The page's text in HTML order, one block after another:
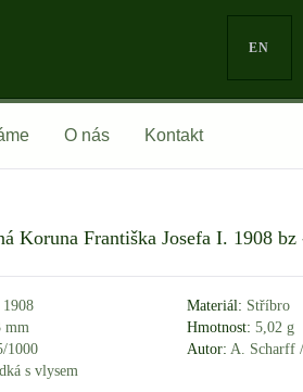
EN
O nás Kontakt
Koruna Františka Josefa I. 1908 bz
1908 Materiál: Stříbro
mm Hmotnost: 5,02 g
1000 Autor: A. Scharff
s vlysem